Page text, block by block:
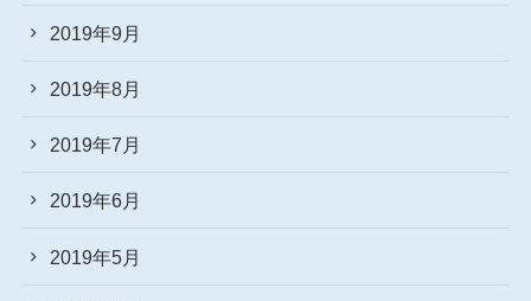
2019年9月
2019年8月
2019年7月
2019年6月
2019年5月